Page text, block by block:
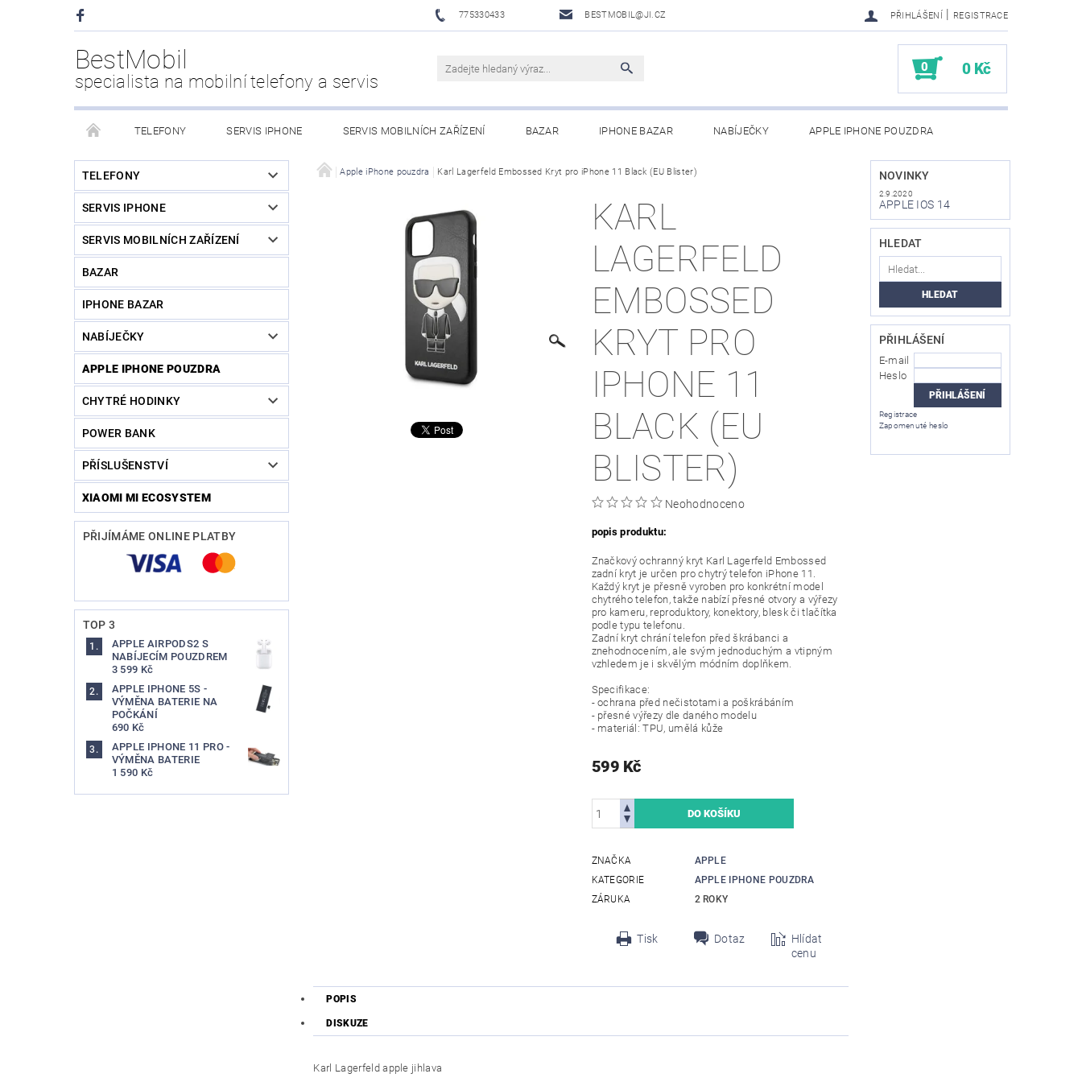
775330433 BESTMOBIL@JI.CZ PŘIHLÁŠENÍ | REGISTRACE
BestMobil
specialista na mobilní telefony a servis
0 0 Kč
TELEFONY SERVIS IPHONE SERVIS MOBILNÍCH ZAŘÍZENÍ BAZAR IPHONE BAZAR NABÍJEČKY APPLE IPHONE POUZDRA
CHYTRÉ HODINKY POWER BANK PŘÍSLUŠENSTVÍ XIAOMI MI ECOSYSTEM OBCHODNÍ PODMÍNKY KONTAKTY
KDO JSME
TELEFONY
SERVIS IPHONE
SERVIS MOBILNÍCH ZAŘÍZENÍ
BAZAR
IPHONE BAZAR
NABÍJEČKY
APPLE IPHONE POUZDRA
CHYTRÉ HODINKY
POWER BANK
PŘÍSLUŠENSTVÍ
XIAOMI MI ECOSYSTEM
PŘIJÍMÁME ONLINE PLATBY
TOP 3
APPLE AIRPODS2 S
NABÍJECÍM POUZDREM
3 599 Kč
APPLE IPHONE 5S -
VÝMĚNA BATERIE NA
POČKÁNÍ
690 Kč
APPLE IPHONE 11 PRO -
VÝMĚNA BATERIE
1 590 Kč
Apple iPhone pouzdra Karl Lagerfeld Embossed Kryt pro iPhone 11 Black (EU Blister)
KARL
LAGERFELD
EMBOSSED
KRYT PRO
IPHONE 11
BLACK (EU
BLISTER)
Neohodnoceno
popis produktu:
Značkový ochranný kryt Karl Lagerfeld Embossed
zadní kryt je určen pro chytrý telefon iPhone 11.
Každý kryt je přesně vyroben pro konkrétní model
chytrého telefon, takže nabízí přesné otvory a výřezy
pro kameru, reproduktory, konektory, blesk či tlačítka
podle typu telefonu.
Zadní kryt chrání telefon před škrábanci a
znehodnocením, ale svým jednoduchým a vtipným
vzhledem je i skvělým módním doplňkem.
Specifikace:
- ochrana před nečistotami a poškrábáním
- přesné výřezy dle daného modelu
- materiál: TPU, umělá kůže
599 Kč
ZNAČKA
APPLE
KATEGORIE
APPLE IPHONE POUZDRA
ZÁRUKA
2 ROKY
Tisk Dotaz
Hlídat
cenu
POPIS
DISKUZE
Karl Lagerfeld apple jihlava
NOVINKY
2.9.2020
APPLE IOS 14
HLEDAT
PŘIHLÁŠENÍ
E-mail
Heslo
Registrace
Zapomenuté heslo